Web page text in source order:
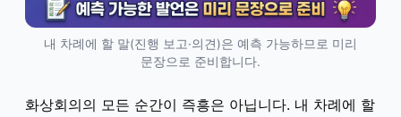
내 차례에 할 말(진행 보고·의견)은 예측 가능하므로 미리
문장으로 준비합니다.
화상회의의 모든 순간이 즉흥은 아닙니다. 내 차례에 할